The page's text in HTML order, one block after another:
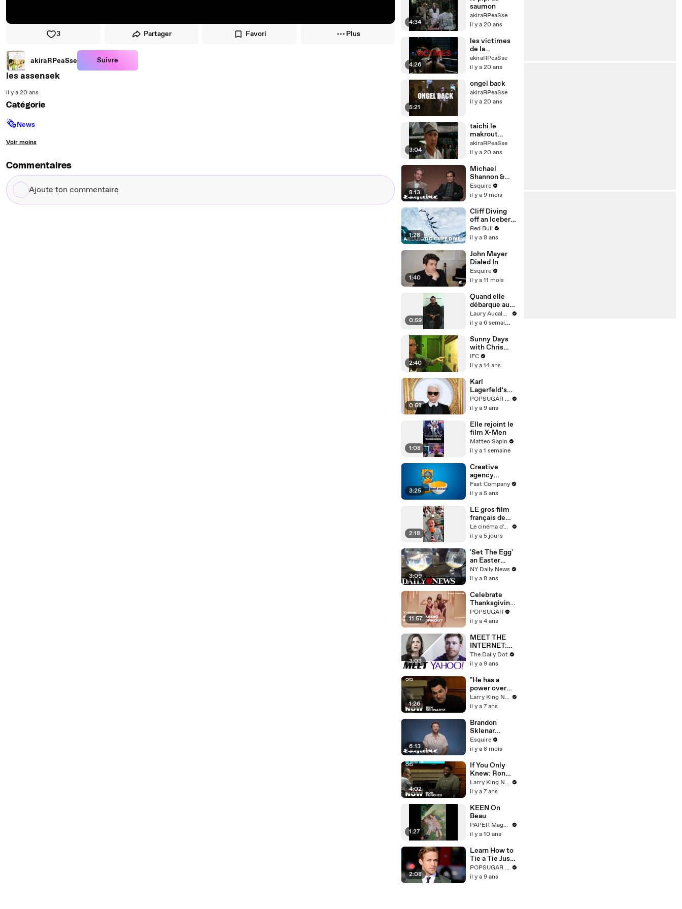
3 Partager Favori Plus
akiraRPeaSse Suivre
les assensek
il y a 20 ans
Catégorie
🗞News
Voir moins
Commentaires
Ajoute
ton
4:34
saumon
akiraRPeaSse
il y a 20 ans
4:26
les victimes
de la
mondialisatio
n
akiraRPeaSse
il y a 20 ans
5:21
ongel back
akiraRPeaSse
il y a 20 ans
3:04
taichi le
makrout
écrasé
akiraRPeaSse
il y a 20 ans
8:13
Michael
Shannon &
Matthew
Macfadyen
Recognized
for the Wrong
Roles |
Inquiring
Minds |
Esquire
Esquire
il y a 9 mois
1:28
Cliff Diving
off an Iceberg
in Antarctica?
This guy did
Red Bull
il y a 8 ans
1:40
John Mayer
Dialed In
Esquire
il y a 11 mois
0:59
Quand elle
débarque au
pire moment
Laury Aucalme
il y a 6 semaines
2:40
Sunny Days
with Chris
Gethard
IFC
il y a 14 ans
0:58
Karl
Lagerfeld’s
Most Karl
Karl-isms
POPSUGAR Fashion
il y a 9 ans
1:08
Elle rejoint le
film X-Men
Matteo Sapin
il y a 1 semaine
3:25
Creative
agency
Mischief is
bringing fun
advertising
Fast Company
il y a 5 ans
2:18
LE gros film
français de
l'année
Le cinéma d'Amaury
il y a 5 jours
3:09
'Set The Egg'
an Easter
Tradition from
Jamaica
NY Daily News
il y a 8 ans
11:57
Celebrate
Thanksgiving
With This 10-
Minute
Friendly
Standing
Cardio
Workout
POPSUGAR
il y a 4 ans
3:03
MEET THE
INTERNET:
Yahoo!
Answers
The Daily Dot
il y a 9 ans
1:26
"He has a
power over
the audience":
Ben Schwartz
"magnificent"
Jim Carrey
Larry King Now on Ora.TV
il y a 7 ans
6:13
Brandon
Sklenar
Reflects on
Embarrassing
Past Roles |
How I Got
Here | Esquire
Esquire
il y a 8 mois
4:02
If You Only
Knew: Ron
Funches
Larry King Now on Ora.TV
il y a 7 ans
1:27
KEEN On
Beau
PAPER Magazine
il y a 10 ans
2:08
Learn How to
Tie a Tie Just
Like That POPSUGAR Fashion
il y a 9 ans